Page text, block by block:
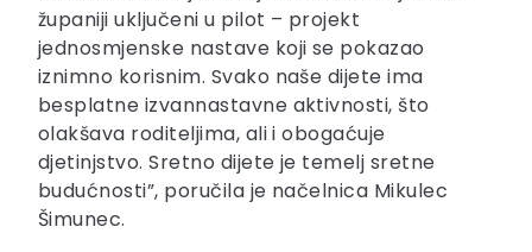
županiji uključeni u pilot – projekt
jednosmjenske nastave koji se pokazao
iznimno korisnim. Svako naše dijete ima
besplatne izvannastavne aktivnosti, što
olakšava roditeljima, ali i obogaćuje
djetinjstvo. Sretno dijete je temelj sretne
budućnosti”, poručila je načelnica Mikulec
Šimunec.